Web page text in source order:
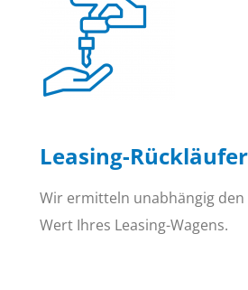
Leasing-Rückläufer
Wir ermitteln unabhängig den
Wert Ihres Leasing-Wagens.